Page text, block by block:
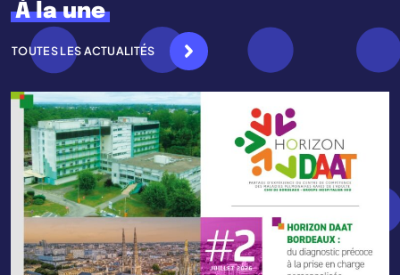
À la une
TOUTES LES ACTUALITÉS